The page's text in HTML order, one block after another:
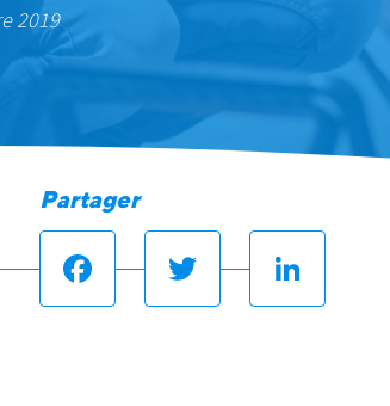
2019
Partager
FacebookTwitterLinkedIn